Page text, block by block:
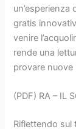
un’esperienza
gratis
venire
rende una
provare nuove
(PDF) RA – IL
Riflettendo sul